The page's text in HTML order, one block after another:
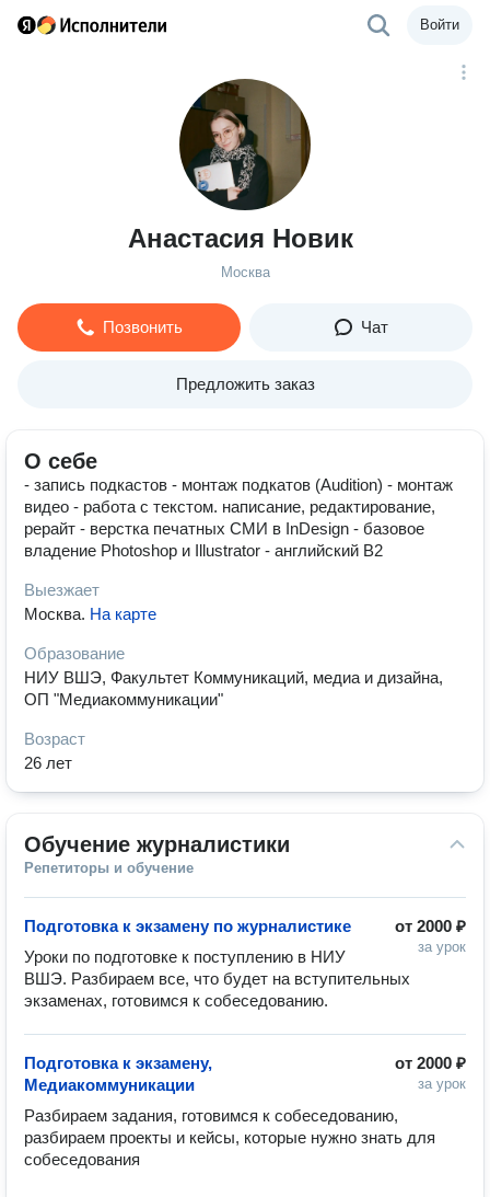
Войти
Анастасия Новик
Москва
Позвонить Чат
Предложить заказ
О себе
- запись подкастов - монтаж подкатов (Audition) - монтаж
видео - работа с текстом. написание, редактирование,
рерайт - верстка печатных СМИ в InDesign - базовое
владение Photoshop и Illustrator - английский B2
Выезжает
Москва. На карте
Образование
НИУ ВШЭ, Факультет Коммуникаций, медиа и дизайна,
ОП "Медиакоммуникации"
Возраст
26 лет
Обучение журналистики
Репетиторы и обучение
от 2000 ₽
за урок
Подготовка к экзамену по журналистике
Уроки по подготовке к поступлению в НИУ
ВШЭ. Разбираем все, что будет на вступительных
экзаменах, готовимся к собеседованию.
от 2000 ₽
за урок
Подготовка к экзамену,
Медиакоммуникации
Разбираем задания, готовимся к собеседованию,
разбираем проекты и кейсы, которые нужно знать для
собеседования